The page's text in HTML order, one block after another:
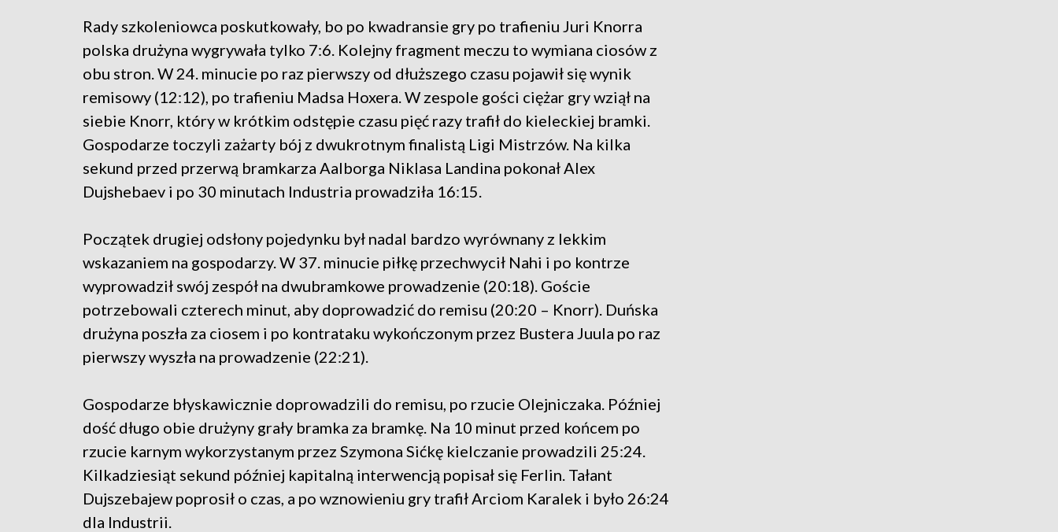
Rady szkoleniowca poskutkowały, bo po kwadransie gry po trafieniu Juri Knorra
polska drużyna wygrywała tylko 7:6. Kolejny fragment meczu to wymiana ciosów z
obu stron. W 24. minucie po raz pierwszy od dłuższego czasu pojawił się wynik
remisowy (12:12), po trafieniu Madsa Hoxera. W zespole gości ciężar gry wziął na
siebie Knorr, który w krótkim odstępie czasu pięć razy trafił do kieleckiej bramki.
Gospodarze toczyli zażarty bój z dwukrotnym finalistą Ligi Mistrzów. Na kilka
sekund przed przerwą bramkarza Aalborga Niklasa Landina pokonał Alex
Dujshebaev i po 30 minutach Industria prowadziła 16:15.
Początek drugiej odsłony pojedynku był nadal bardzo wyrównany z lekkim
wskazaniem na gospodarzy. W 37. minucie piłkę przechwycił Nahi i po kontrze
wyprowadził swój zespół na dwubramkowe prowadzenie (20:18). Goście
potrzebowali czterech minut, aby doprowadzić do remisu (20:20 – Knorr). Duńska
drużyna poszła za ciosem i po kontrataku wykończonym przez Bustera Juula po raz
pierwszy wyszła na prowadzenie (22:21).
Gospodarze błyskawicznie doprowadzili do remisu, po rzucie Olejniczaka. Później
dość długo obie drużyny grały bramka za bramkę. Na 10 minut przed końcem po
rzucie karnym wykorzystanym przez Szymona Sićkę kielczanie prowadzili 25:24.
Kilkadziesiąt sekund później kapitalną interwencją popisał się Ferlin. Tałant
Dujszebajew poprosił o czas, a po wznowieniu gry trafił Arciom Karalek i było 26:24
dla Industrii.